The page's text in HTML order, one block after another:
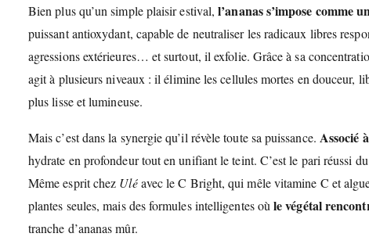
Bien plus qu’un simple plaisir estival,l’ananas s’impose comme
puissant antioxydant, capable de neutraliser les radicaux libres
agressions extérieures… et surtout, il exfolie. Grâce à sa
agit à plusieurs niveaux : il élimine les cellules mortes en douceur,
plus lisse et lumineuse.
Mais c’est dans la synergie qu’il révèle toute sa puissance. Associé
hydrate en profondeur tout en unifiant le teint. C’est le pari réussi
Même esprit chez Uléavec le C Bright, qui mêle vitamine C et
plantes seules, mais des formules intelligentes oùle végétal
tranche d’ananas mûr.